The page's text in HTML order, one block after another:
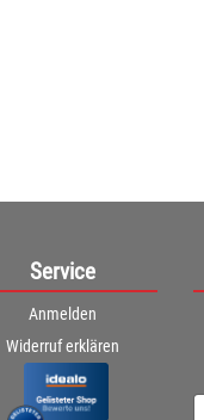
Service
Anmelden
Widerruf erklären